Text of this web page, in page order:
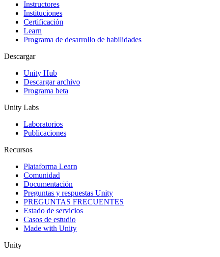
Juegos XR
Lanza juegos XR en múltiples plataformas
Juegos multijugador
Instructores
Instituciones
Certificación
Learn
Programa de desarrollo de habilidades
Descargar
Unity Hub
Descargar archivo
Programa beta
Unity Labs
Laboratorios
Publicaciones
Recursos
Plataforma Learn
Comunidad
Documentación
Preguntas y respuestas Unity
PREGUNTAS FRECUENTES
Estado de servicios
Casos de estudio
Made with Unity
Unity